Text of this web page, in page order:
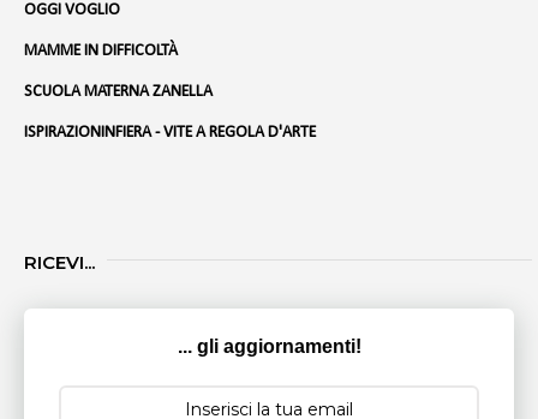
OGGI VOGLIO
MAMME IN DIFFICOLTÀ
SCUOLA MATERNA ZANELLA
ISPIRAZIONINFIERA - VITE A REGOLA D'ARTE
RICEVI...
... gli aggiornamenti!